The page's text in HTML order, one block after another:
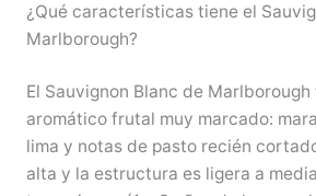
¿Qué características tiene el
Marlborough?
El Sauvignon Blanc de
aromático frutal muy marcado:
lima y notas de pasto recién
alta y la estructura es ligera a